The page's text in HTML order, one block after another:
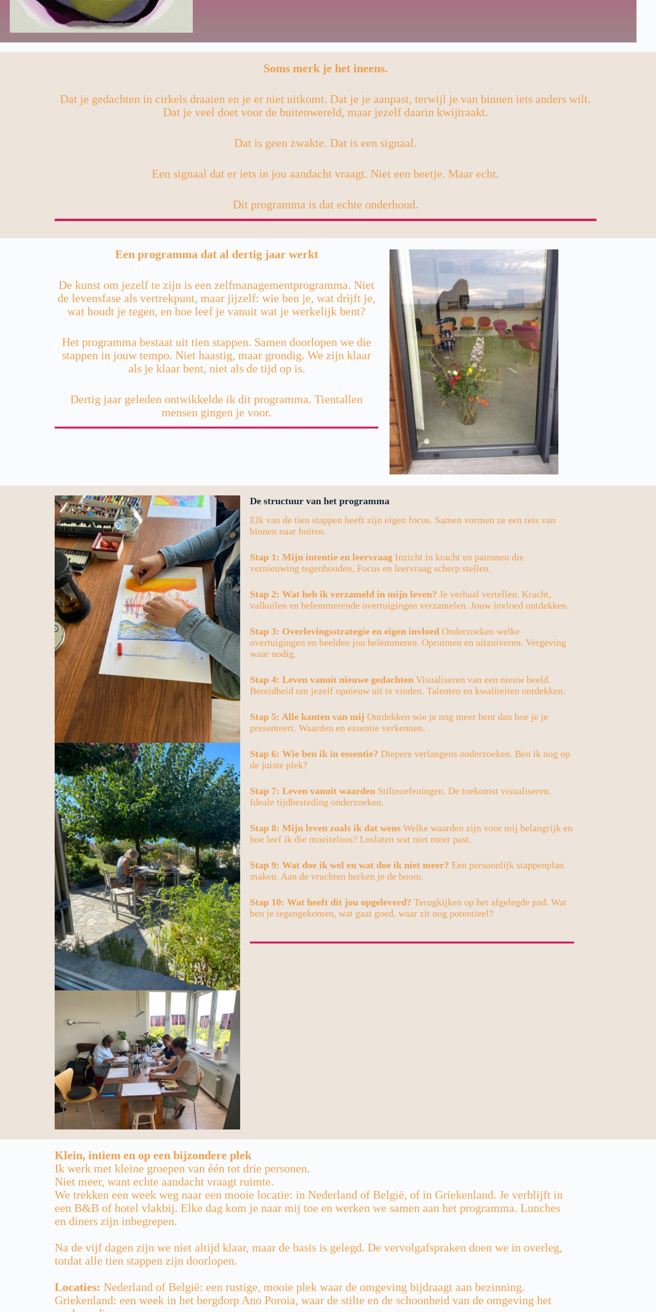
Soms merk je het ineens.
Dat je gedachten in cirkels draaien en je er niet uitkomt. Dat je je aanpast, terwijl je van binnen iets anders wilt.
Dat je veel doet voor de buitenwereld, maar jezelf daarin kwijtraakt.
Dat is geen zwakte. Dat is een signaal.
Een signaal dat er iets in jou aandacht vraagt. Niet een beetje. Maar echt.
Dit programma is dat echte onderhoud.
Een programma dat al dertig jaar werkt
De kunst om jezelf te zijn is een zelfmanagementprogramma. Niet
de levensfase als vertrekpunt, maar jijzelf: wie ben je, wat drijft je,
wat houdt je tegen, en hoe leef je vanuit wat je werkelijk bent?
Het programma bestaat uit tien stappen. Samen doorlopen we die
stappen in jouw tempo. Niet haastig, maar grondig. We zijn klaar
als je klaar bent, niet als de tijd op is.
Dertig jaar geleden ontwikkelde ik dit programma. Tientallen
mensen gingen je voor.
De structuur van het programma
Elk van de tien stappen heeft zijn eigen focus. Samen vormen ze een reis van
binnen naar buiten.
Stap 1: Mijn intentie en leervraag Inzicht in kracht en patronen die
vernieuwing tegenhouden. Focus en leervraag scherp stellen.
Stap 2: Wat heb ik verzameld in mijn leven? Je verhaal vertellen. Kracht,
valkuilen en belemmerende overtuigingen verzamelen. Jouw invloed ontdekken.
Stap 3: Overlevingsstrategie en eigen invloed Onderzoeken welke
overtuigingen en beelden jou belemmeren. Opruimen en uitzuiveren. Vergeving
waar nodig.
Stap 4: Leven vanuit nieuwe gedachten Visualiseren van een nieuw beeld.
Bereidheid om jezelf opnieuw uit te vinden. Talenten en kwaliteiten ontdekken.
Stap 5: Alle kanten van mij Ontdekken wie je nog meer bent dan hoe je je
presenteert. Waarden en essentie verkennen.
Stap 6: Wie ben ik in essentie? Diepere verlangens onderzoeken. Ben ik nog op
de juiste plek?
Stap 7: Leven vanuit waarden Stilteoefeningen. De toekomst visualiseren.
Ideale tijdbesteding onderzoeken.
Stap 8: Mijn leven zoals ik dat wens Welke waarden zijn voor mij belangrijk en
hoe leef ik die moeiteloos? Loslaten wat niet meer past.
Stap 9: Wat doe ik wel en wat doe ik niet meer? Een persoonlijk stappenplan
maken. Aan de vruchten herken je de boom.
Stap 10: Wat heeft dit jou opgeleverd? Terugkijken op het afgelegde pad. Wat
ben je tegengekomen, wat gaat goed, waar zit nog potentieel?
Klein, intiem en op een bijzondere plek
Ik werk met kleine groepen van één tot drie personen.
Niet meer, want echte aandacht vraagt ruimte.
We trekken een week weg naar een mooie locatie: in Nederland of België, of in Griekenland. Je verblijft in
een B&B of hotel vlakbij. Elke dag kom je naar mij toe en werken we samen aan het programma. Lunches
en diners zijn inbegrepen.
Na de vijf dagen zijn we niet altijd klaar, maar de basis is gelegd. De vervolgafspraken doen we in overleg,
totdat alle tien stappen zijn doorlopen.
Locaties: Nederland of België: een rustige, mooie plek waar de omgeving bijdraagt aan bezinning.
Griekenland: een week in het bergdorp Ano Poroia, waar de stilte en de schoonheid van de omgeving het